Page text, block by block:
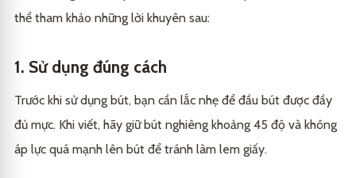
thể tham khảo những lời khuyên sau:
1. Sử dụng đúng cách
Trước khi sử dụng bút, bạn cần lắc nhẹ để đầu bút được đầy
đủ mực. Khi viết, hãy giữ bút nghiêng khoảng 45 độ và không
áp lực quá mạnh lên bút để tránh làm lem giấy.